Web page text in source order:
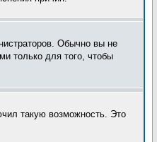
Обычно вы не
только для того, чтобы
такую возможность. Это